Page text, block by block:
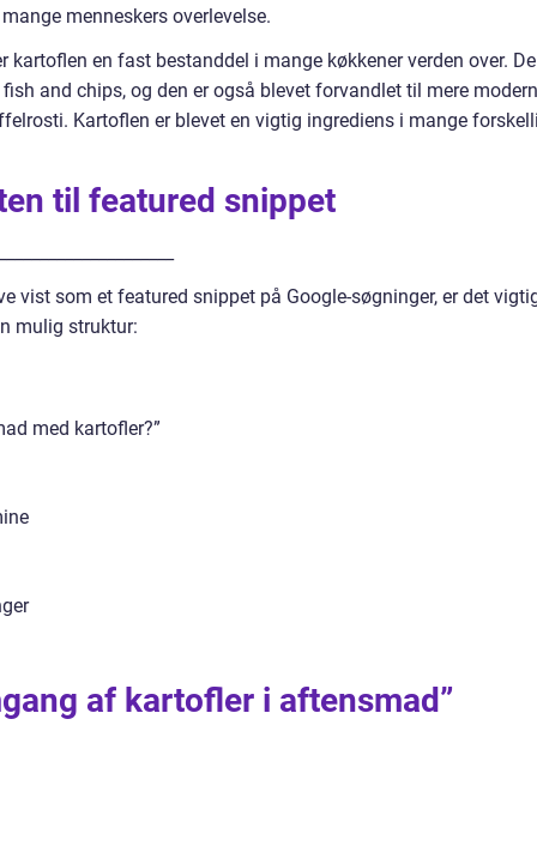
menneskers overlevelse.
kartoflen en fast bestanddel i mange køkkener verden over.
and chips, og den er også blevet forvandlet til mere
Kartoflen er blevet en vigtig ingrediens i mange
til featured snippet
vist som et featured snippet på Google-søgninger, er det
mulig struktur:
med kartofler?”
af kartofler i aftensmad”